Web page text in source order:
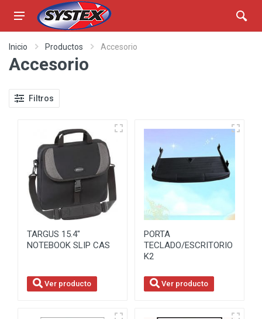
Inicio Productos Accesorio
Accesorio
Filtros
TARGUS 15.4"
NOTEBOOK SLIP CAS
Ver producto
PORTA
TECLADO/ESCRITORIO
K2
Ver producto